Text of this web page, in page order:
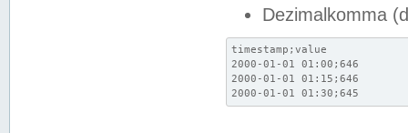
Dezimalkomma
timestamp;value
2000-01-01 01:00;646
2000-01-01 01:15;646
2000-01-01 01:30;645